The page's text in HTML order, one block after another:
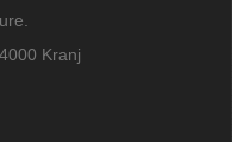
Kranj